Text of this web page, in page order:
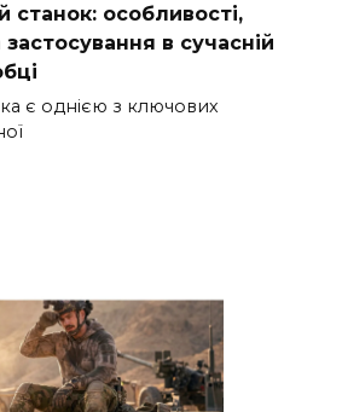
станок: особливості,
в сучасній
є однією з ключових